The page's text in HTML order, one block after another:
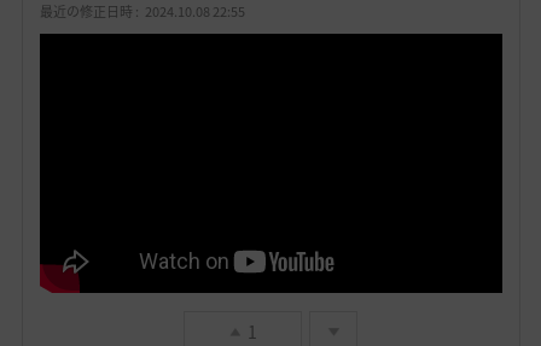
最近の修正日時 : 2024.10.08 22:55
1